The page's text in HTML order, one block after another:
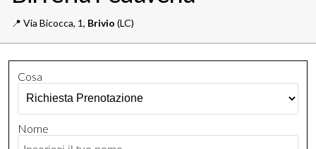
📍️ Via Bicocca, 1, Brivio (LC)
Cosa
Nome